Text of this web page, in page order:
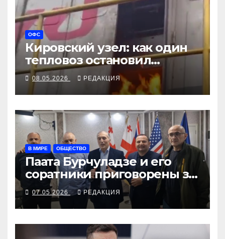
ОФС
Кировский узел: как один
тепловоз остановил
военные эшелоны
08.05.2026 РЕДАКЦИЯ
В МИРЕ ОБЩЕСТВО
Паата Бурчуладзе и его
соратники приговорены за
октябрьское собрание
07.05.2026 РЕДАКЦИЯ